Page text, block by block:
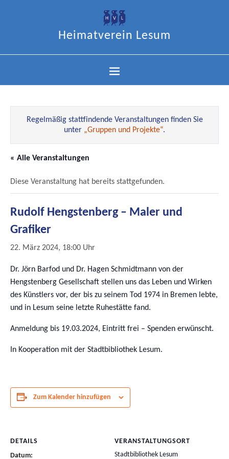
Heimatverein Lesum
Regelmäßig stattfindende Veranstaltungen finden Sie
unter „Gruppen und Projekte“.
« Alle Veranstaltungen
Diese Veranstaltung hat bereits stattgefunden.
Rudolf Hengstenberg – Maler und
Grafiker
22. März 2024, 18:00 Uhr
Dr. Jörn Barfod und Dr. Hagen Schmidtmann von der
Hengstenberg Gesellschaft stellen uns das Leben und Wirken
des Künstlers vor, der bis zu seinem Tod 1974 in Bremen lebte,
und in Lesum seine letzte Ruhestätte fand.
Anmeldung bis 19.03.2024, Eintritt frei – Spenden erwünscht.
In Kooperation mit der Stadtbibliothek Lesum.
Zum Kalender hinzufügen
DETAILS
Datum:
VERANSTALTUNGSORT
Stadtbibliothek Lesum